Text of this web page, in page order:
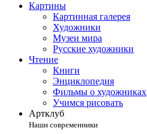
Картины
Картинная галерея
Художники
Музеи мира
Русские художники
Чтение
Книги
Энциклопедия
Фильмы о художниках
Учимся рисовать
Артклуб
Наши современники